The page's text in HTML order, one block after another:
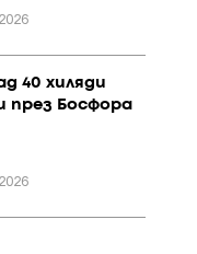
40 хиляди
през Босфора